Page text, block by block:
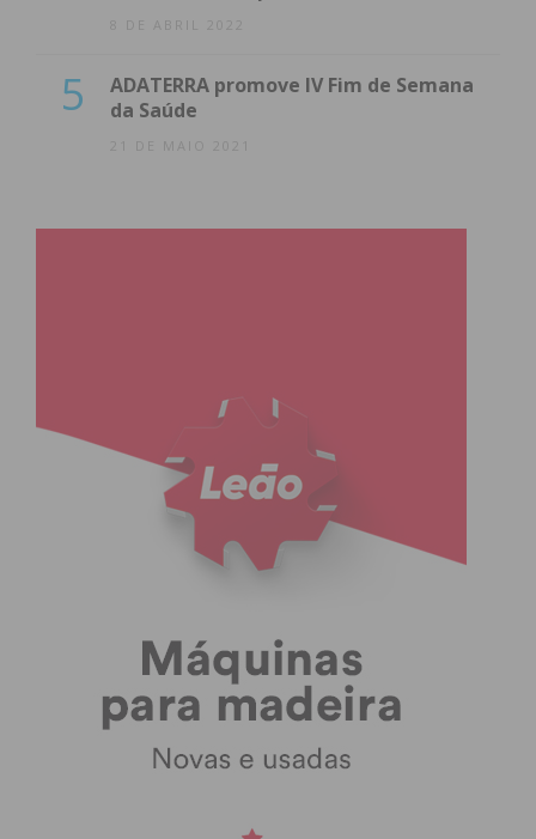
8 DE ABRIL 2022
5
ADATERRA promove IV Fim de Semana
da Saúde
21 DE MAIO 2021